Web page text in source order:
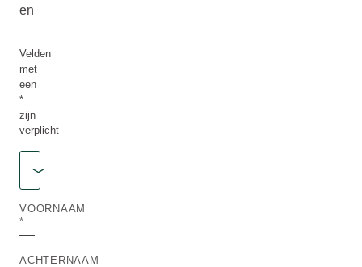
en
Velden
met
een
*
zijn
verplicht
AANHEF
VOORNAAM
ACHTERNAAM